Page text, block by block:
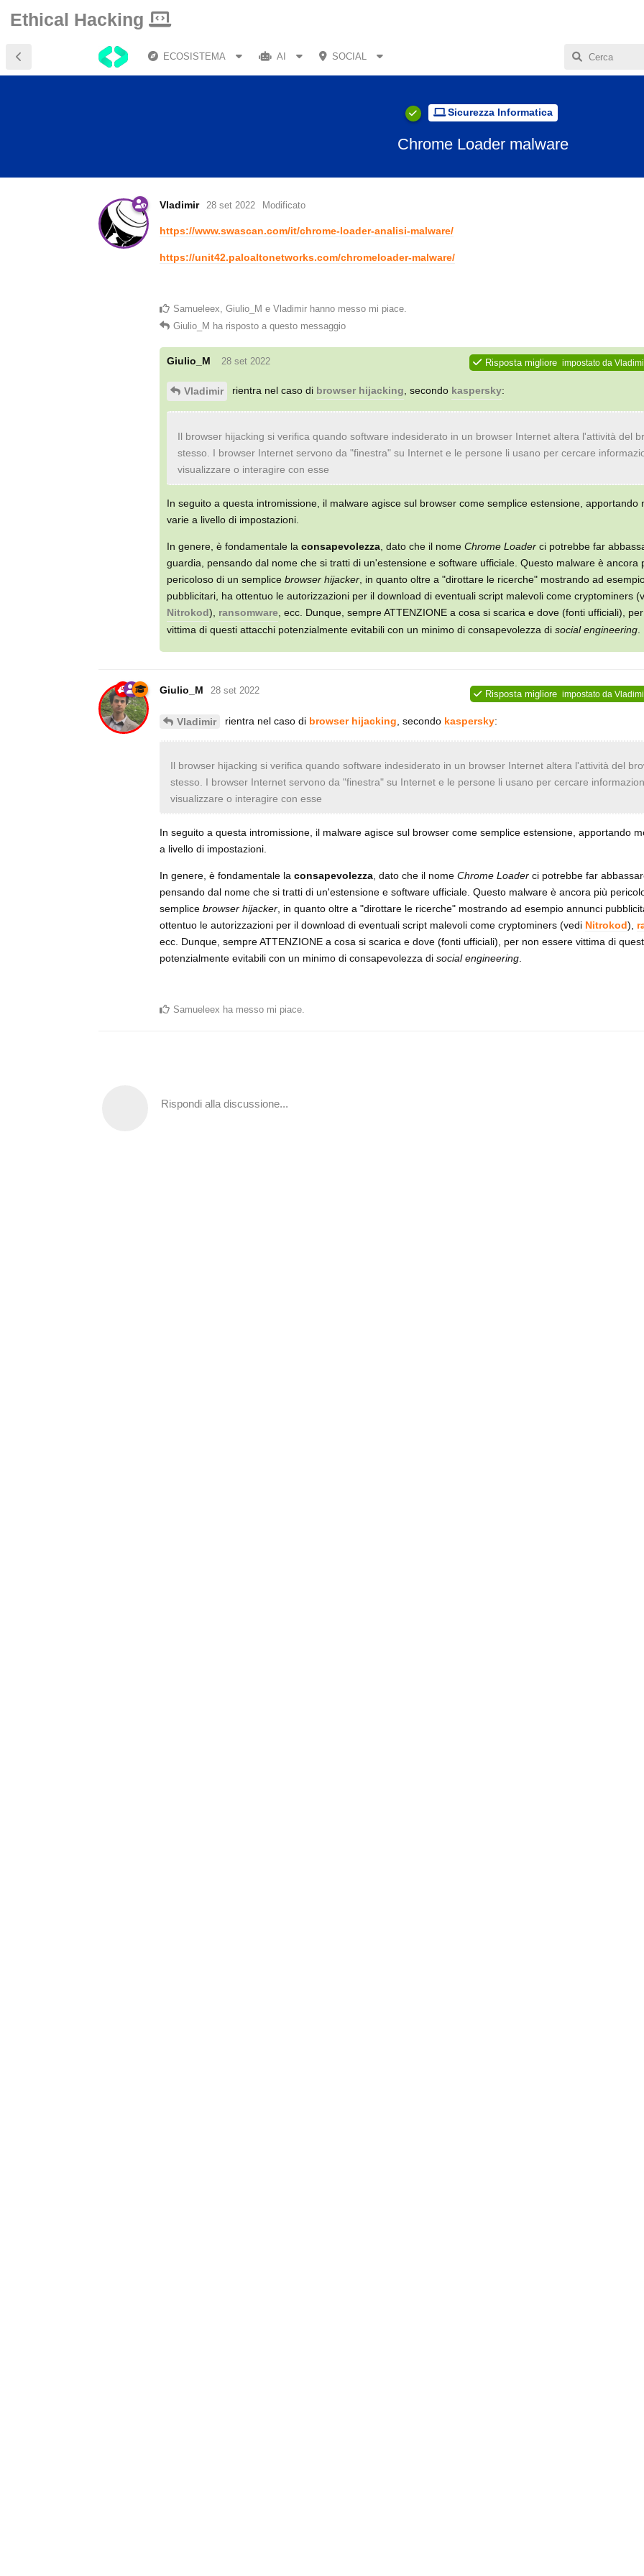
Ethical Hacking
ECOSISTEMA AI SOCIAL
Sicurezza Informatica
Chrome Loader malware
Vladimir 28 set 2022 Modificato
https://www.swascan.com/it/chrome-loader-analisi-malware/
https://unit42.paloaltonetworks.com/chromeloader-malware/
Samueleex Giulio_M e Vladimir hanno messo mi piace
Giulio_M ha risposto a questo messaggio
Giulio_M 28 set 2022 Risposta migliore impostato da
Vladimir rientra nel caso di browser hijacking , secondo kaspersky:
Il browser hijacking si verifica quando software indesiderato in un browser Internet altera l'attività del
stesso. I browser Internet servono da "finestra" su Internet e le persone li usano per cercare
visualizzare o interagire con esse
In seguito a questa intromissione, il malware agisce sul browser come semplice estensione, apportando
varie a livello di impostazioni.
In genere, è fondamentale la consapevolezza , dato che il nome Chrome Loader ci potrebbe far
guardia, pensando dal nome che si tratti di un'estensione e software ufficiale. Questo malware è ancora
pericoloso di un semplice browser hijacker , in quanto oltre a "dirottare le ricerche" mostrando ad
pubblicitari, ha ottentuo le autorizzazioni per il download di eventuali script malevoli come cryptominers
Nitrokod), ransomware , ecc. Dunque, sempre ATTENZIONE a cosa si scarica e dove (fonti ufficiali),
vittima di questi attacchi potenzialmente evitabili con un minimo di consapevolezza di social engineering
Giulio_M 28 set 2022 Risposta migliore impostato da
Vladimir rientra nel caso di browser hijacking , secondo kaspersky:
Il browser hijacking si verifica quando software indesiderato in un browser Internet altera l'attività del
stesso. I browser Internet servono da "finestra" su Internet e le persone li usano per cercare
visualizzare o interagire con esse
In seguito a questa intromissione, il malware agisce sul browser come semplice estensione, apportando
a livello di impostazioni.
In genere, è fondamentale la consapevolezza , dato che il nome Chrome Loader ci potrebbe far
pensando dal nome che si tratti di un'estensione e software ufficiale. Questo malware è ancora più
semplice browser hijacker , in quanto oltre a "dirottare le ricerche" mostrando ad esempio annunci
ottentuo le autorizzazioni per il download di eventuali script malevoli come cryptominers (vedi Nitrokod),
ecc. Dunque, sempre ATTENZIONE a cosa si scarica e dove (fonti ufficiali), per non essere vittima di
potenzialmente evitabili con un minimo di consapevolezza di social engineering
Samueleex ha messo mi piace
Rispondi alla discussione...